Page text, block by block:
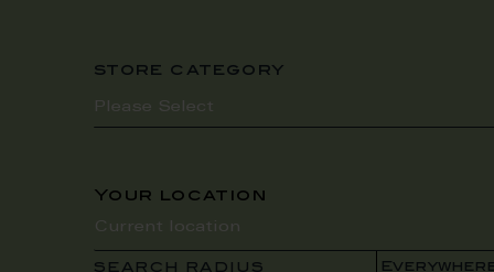
store category
Your location
SEARCH RADIUS